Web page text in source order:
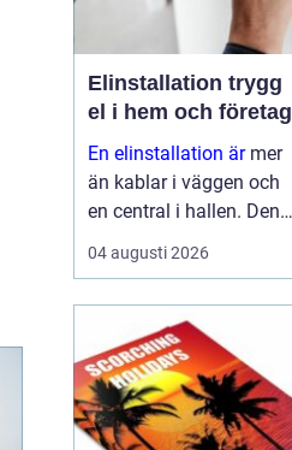
Elinstallation trygg
el i hem och företag
En elinstallation ärmer
än kablar i väggen och
en central i hallen. Den
påverkar säkerhet,
komfort, energikostnader
att bygga ut med till
exempel solceller eller
elbilsladdn...
04 augusti 2026